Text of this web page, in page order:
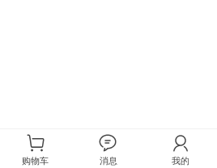
购物车 消息 我的